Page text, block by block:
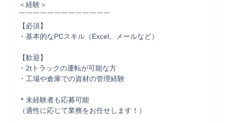
＜経験＞
￣￣￣￣￣￣￣￣￣￣￣￣￣
【必須】
・基本的なPCスキル（Excel、メールなど）
【歓迎】
・2tトラックの運転が可能な方
・工場や倉庫での資材の管理経験
＊未経験者も応募可能
（適性に応じて業務をお任せします！）